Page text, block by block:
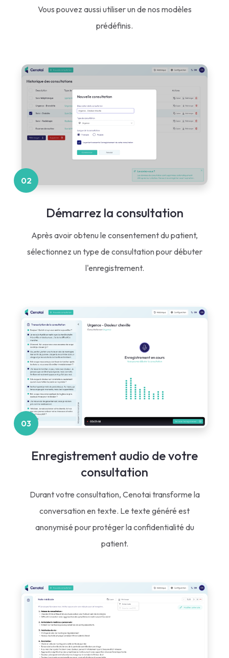
Vous pouvez aussi utiliser un de nos modèles
prédéfinis.
02
Démarrez la consultation
Après avoir obtenu le consentement du patient,
sélectionnez un type de consultation pour débuter
l'enregistrement.
03
Enregistrement audio de votre
consultation
Durant votre consultation, Cenotai transforme la
conversation en texte. Le texte généré est
anonymisé pour protéger la confidentialité du
patient.